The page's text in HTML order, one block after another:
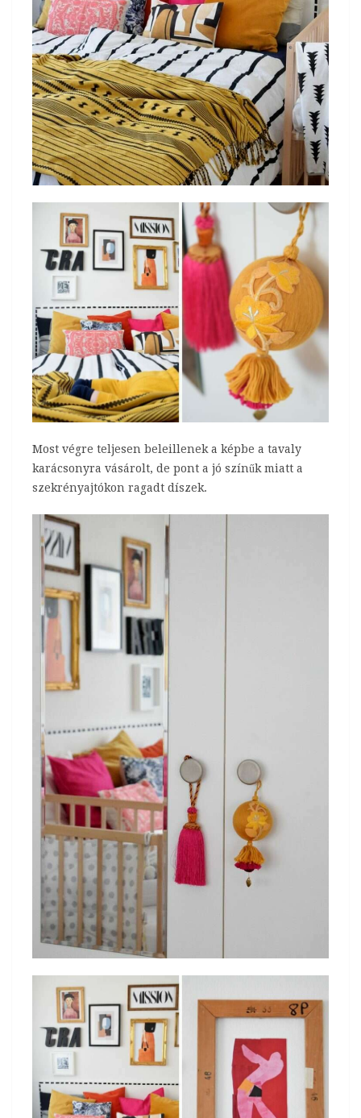
Most végre teljesen beleillenek a képbe a tavaly
karácsonyra vásárolt, de pont a jó színűk miatt a
szekrényajtókon ragadt díszek.